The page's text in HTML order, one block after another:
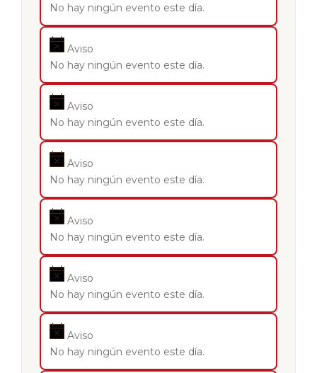
No hay ningún evento este día.
Aviso
No hay ningún evento este día.
Aviso
No hay ningún evento este día.
Aviso
No hay ningún evento este día.
Aviso
No hay ningún evento este día.
Aviso
No hay ningún evento este día.
Aviso
No hay ningún evento este día.